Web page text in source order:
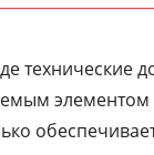
технические